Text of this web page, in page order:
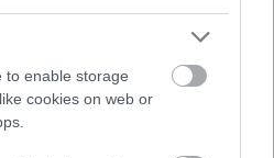
to enable storage
cookies on web or